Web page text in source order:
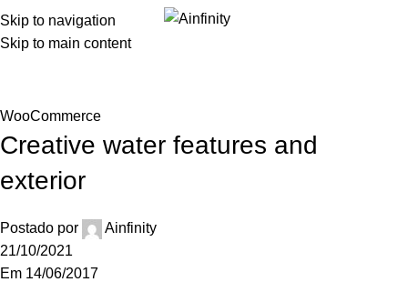
Skip to navigation
Skip to main content
Blog
WooCommerce
Creative water features and
exterior
Postado por
Ainfinity
21/10/2021
Em 14/06/2017